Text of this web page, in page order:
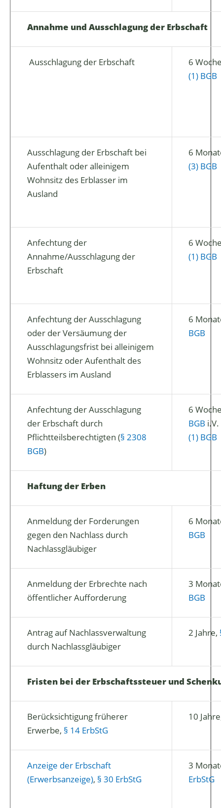
Annahme und Ausschlagung der Erbschaft
Ausschlagung der Erbschaft
6
(1) BGB
Ausschlagung der Erbschaft bei
Aufenthalt oder alleinigem
Wohnsitz des Erblasser im
Ausland
6
(3) BGB
Anfechtung der
Annahme/Ausschlagung der
Erbschaft
6
(1) BGB
Anfechtung der Ausschlagung
oder der Versäumung der
Ausschlagungsfrist bei alleinigem
Wohnsitz oder Aufenthalt des
Erblassers im Ausland
6
BGB
Anfechtung der Ausschlagung
der Erbschaft durch
Pflichtteilsberechtigten (§ 2308
BGB)
6
BGB
(1) BGB
Haftung der Erben
Anmeldung der Forderungen
gegen den Nachlass durch
Nachlassgläubiger
6
BGB
Anmeldung der Erbrechte nach
öffentlicher Aufforderung
3
BGB
Antrag auf Nachlassverwaltung
durch Nachlassgläubiger
2 Jahre,
Fristen bei der Erbschaftssteuer und
Berücksichtigung früherer
Erwerbe, § 14 ErbStG
10
Anzeige der Erbschaft
(Erwerbsanzeige), § 30 ErbStG
3
ErbStG